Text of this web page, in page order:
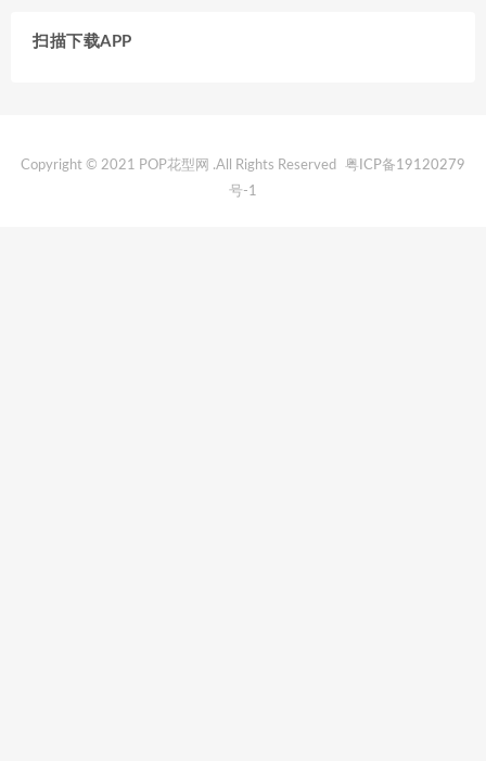
扫描下载APP
Copyright © 2021 POP花型网 .All Rights Reserved
粤ICP备19120279
号-1